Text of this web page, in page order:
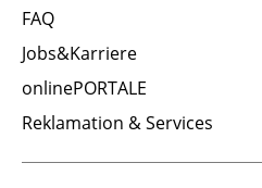
FAQ
Jobs&Karriere
onlinePORTALE
Reklamation & Services